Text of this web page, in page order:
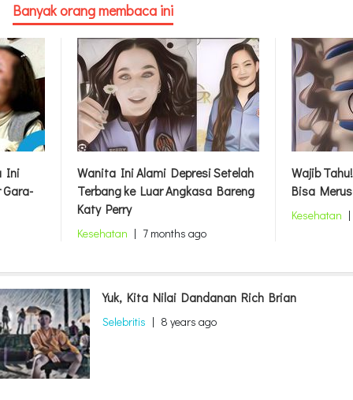
Banyak orang membaca ini
Ini Alami Depresi Setelah
ke Luar Angkasa Bareng
7 months ago
Wajib Tahu! 7 Kebiasaan
Bisa Merusak Tulang
7 months ago
Yuk, Kita Nilai Dandanan Rich Brian
Selebritis | 8 years ago